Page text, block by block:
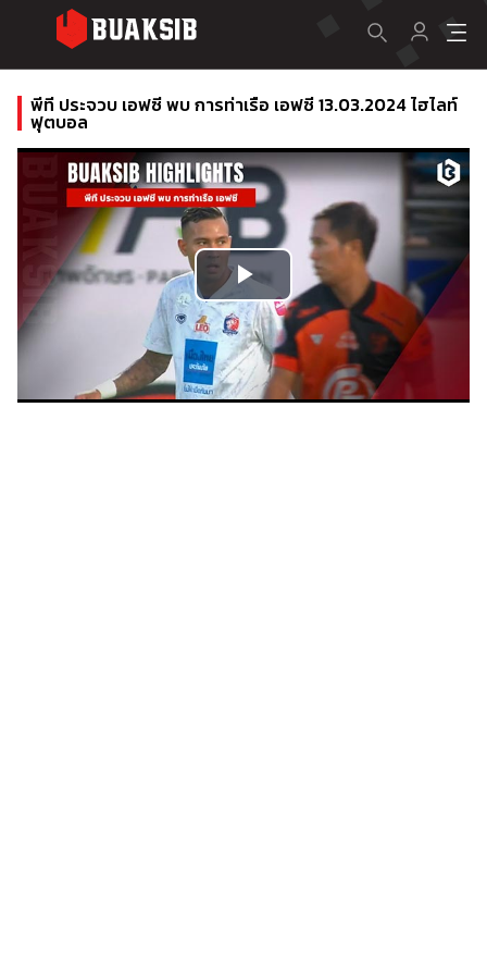
พีที ประจวบ เอฟซี พบ การท่าเรือ เอฟซี 13.03.2024 ไฮไลท์
ฟุตบอล
Play
Video